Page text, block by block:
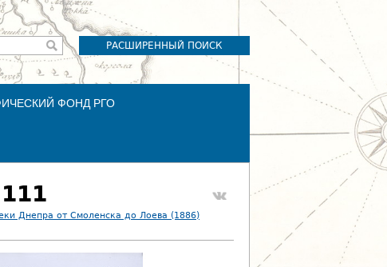
РАСШИРЕННЫЙ ПОИСК
ФОНД РГО
Днепра от Смоленска до Лоева (1886)